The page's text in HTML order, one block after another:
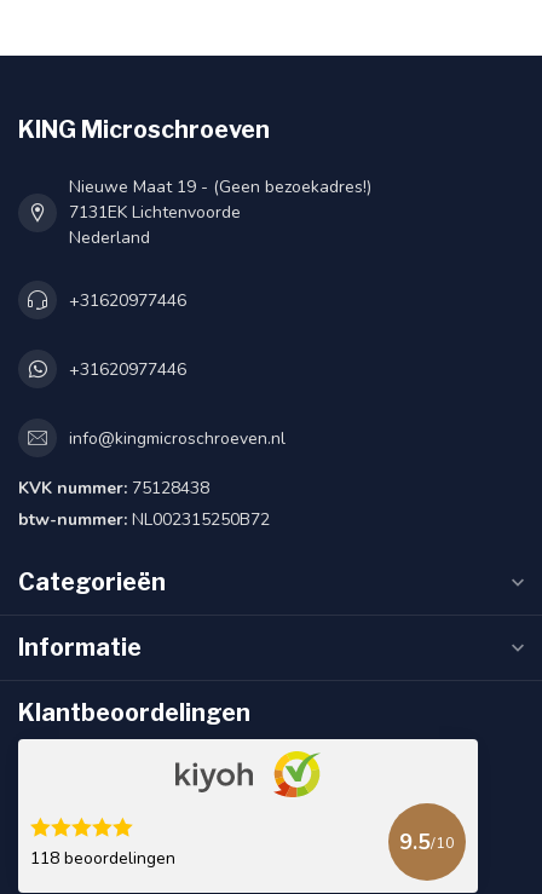
KING Microschroeven
Nieuwe Maat 19 - (Geen bezoekadres!)
7131EK Lichtenvoorde
Nederland
+31620977446
+31620977446
info@kingmicroschroeven.nl
KVK nummer: 75128438
btw-nummer: NL002315250B72
Categorieën
Informatie
Klantbeoordelingen
118 beoordelingen
9.5/10